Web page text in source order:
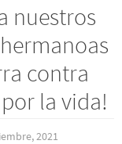
nuestros
contra
la vida!
2021